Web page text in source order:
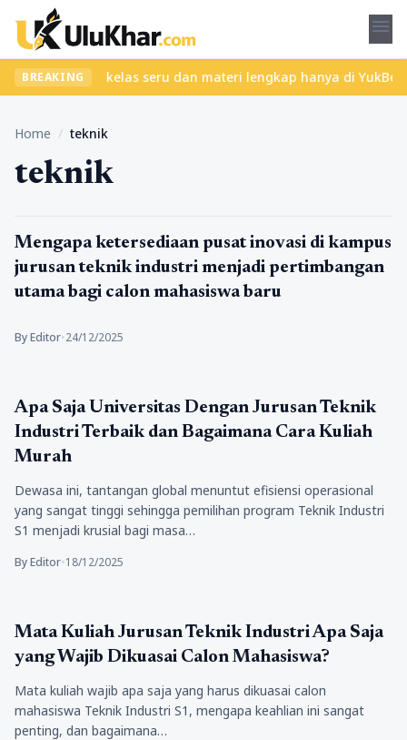
menu
BREAKING
Temukan kelas seru dan materi lengkap hanya di
Home / teknik
teknik
Pendidikan
Mengapa ketersediaan pusat inovasi di kampus
jurusan teknik industri menjadi pertimbangan
utama bagi calon mahasiswa baru
By Editor•24/12/2025
Pendidikan
Apa Saja Universitas Dengan Jurusan Teknik
Industri Terbaik dan Bagaimana Cara Kuliah
Murah
Dewasa ini, tantangan global menuntut efisiensi operasional
yang sangat tinggi sehingga pemilihan program Teknik Industri
S1 menjadi krusial bagi masa…
By Editor•18/12/2025
Pendidikan
Mata Kuliah Jurusan Teknik Industri Apa Saja
yang Wajib Dikuasai Calon Mahasiswa?
Mata kuliah wajib apa saja yang harus dikuasai calon
mahasiswa Teknik Industri S1, mengapa keahlian ini sangat
penting, dan bagaimana…